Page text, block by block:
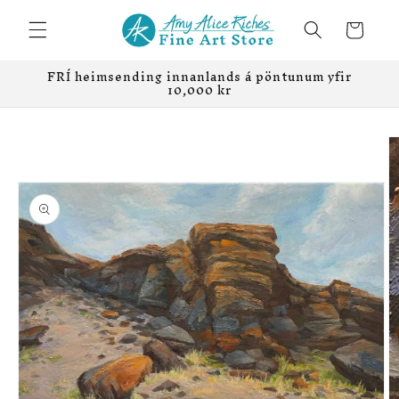
content
Karfa
FRÍ heimsending innanlands á pöntunum yfir
10,000 kr